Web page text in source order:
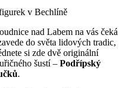
v Bechlíně
nad Labem na vás čeká
do světa lidových tradic,
si zde dvě originální
šustí – Podřípský
.